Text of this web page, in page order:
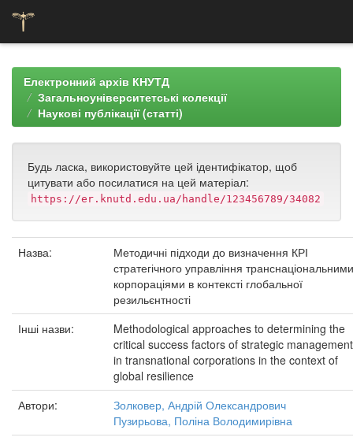
navigationЕлектронний архів КНУТД
Загальноуніверситетські колекції
Наукові публікації (статті)
Будь ласка, використовуйте цей ідентифікатор, щоб
цитувати або посилатися на цей матеріал:
https://er.knutd.edu.ua/handle/123456789/34082
Назва:
Методичні підходи до визначення КРІ
стратегічного управління транснаціональними
корпораціями в контексті глобальної
резильєнтності
Інші назви:
Methodological approaches to determining the
critical success factors of strategic management
in transnational corporations in the context of
global resilience
Автори:
Золковер, Андрій Олександрович
Пузирьова, Поліна Володимирівна